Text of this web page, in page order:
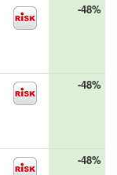
-48%
-48%
-48%